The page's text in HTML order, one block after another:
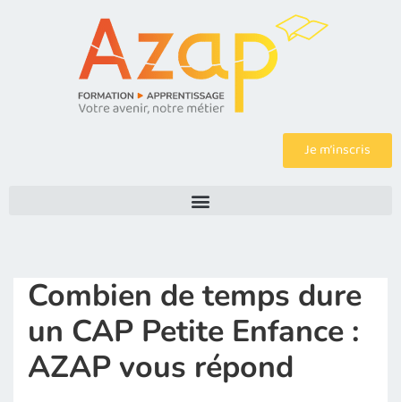
Je m’inscris
Combien de temps dure
un CAP Petite Enfance :
AZAP vous répond